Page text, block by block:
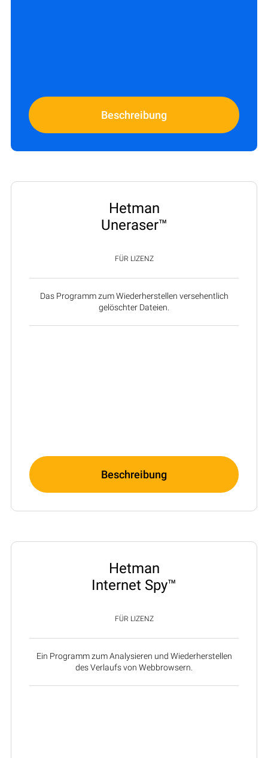
Beschreibung
Hetman
Uneraser™
FÜR LIZENZ
Das Programm zum Wiederherstellen versehentlich
gelöschter Dateien.
Beschreibung
Hetman
Internet Spy™
FÜR LIZENZ
Ein Programm zum Analysieren und Wiederherstellen
des Verlaufs von Webbrowsern.